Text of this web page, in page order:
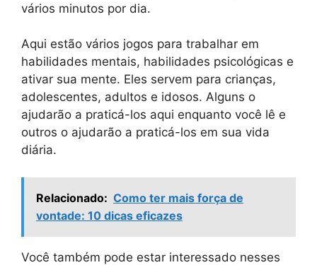
vários minutos por dia.
Aqui estão vários jogos para trabalhar em
habilidades mentais, habilidades psicológicas e
ativar sua mente. Eles servem para crianças,
adolescentes, adultos e idosos. Alguns o
ajudarão a praticá-los aqui enquanto você lê e
outros o ajudarão a praticá-los em sua vida
diária.
Relacionado: Como ter mais força de
vontade: 10 dicas eficazes
Você também pode estar interessado nesses